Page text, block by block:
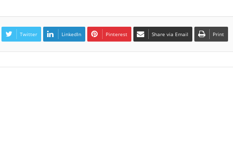
Twitter LinkedIn Pinterest Share via Email Print